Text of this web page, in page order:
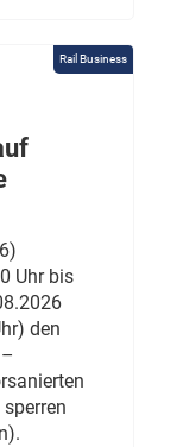
Rail Business
Uhr bis
den